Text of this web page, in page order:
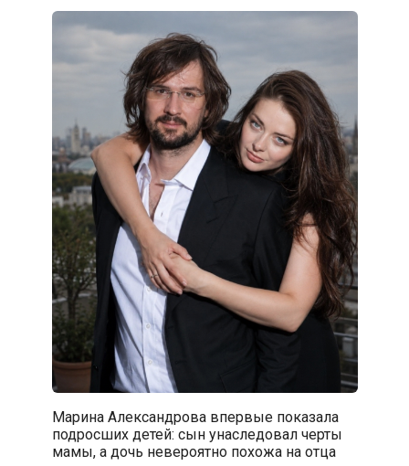
Марина Александрова впервые показала
подросших детей: сын унаследовал черты
мамы, а дочь невероятно похожа на отца